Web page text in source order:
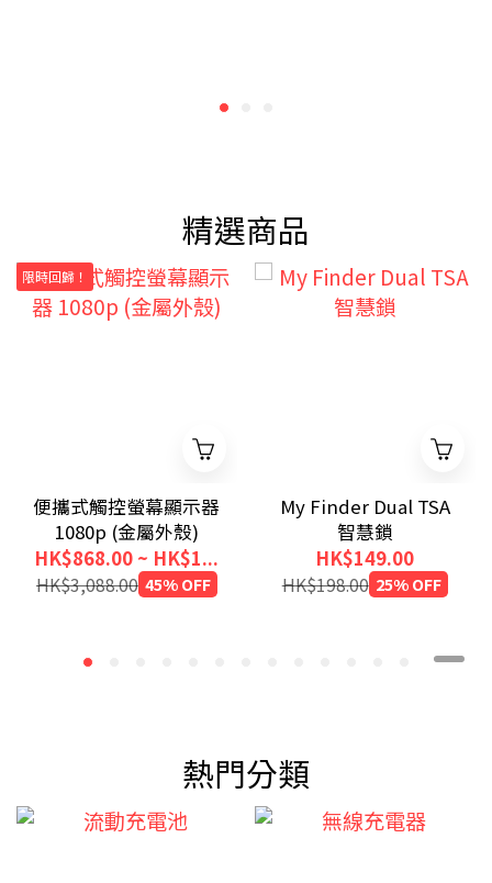
精選商品
限時回歸！
便攜式觸控螢幕顯示器
1080p (金屬外殼)
HK$868.00 ~ HK$1...
HK$3,088.00 45% OFF
My Finder Dual TSA
智慧鎖
HK$149.00
HK$198.00 25% OFF
熱門分類